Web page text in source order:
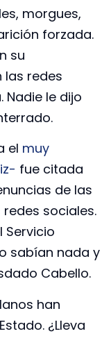
morgues,
forzada.
su
las redes
Nadie le dijo
el muy
fue citada
de las
sociales.
Servicio
sabían nada y
Cabello.
han
¿Lleva